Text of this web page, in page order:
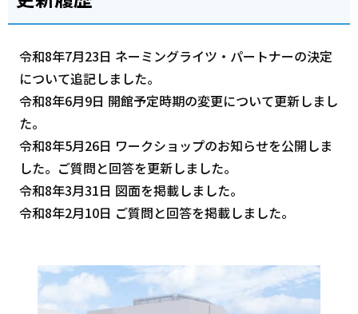
令和8年7月23日 ネーミングライツ・パートナーの決定
について追記しました。
令和8年6月9日 開館予定時期の変更について更新しまし
た。
令和8年5月26日 ワークショップのお知らせを公開しま
した。ご質問と回答を更新しました。
令和8年3月31日 図面を掲載しました。
令和8年2月10日 ご質問と回答を掲載しました。